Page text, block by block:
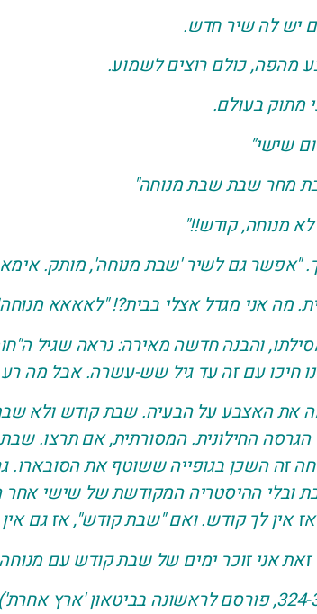
יש לה שיר חדש.
מהפה, כולם רוצים לשמוע.
מתוק בעולם.
שישי"
מחר שבת שבת מנוחה"
מנוחה, קודש!!"
"אפשר גם לשיר 'שבת מנוחה', מותק. אימא
מה אני מגדל אצלי בבית?! "לאאאא
והבנה חדשה מאירה: נראה שגיל
חיכו עם זה עד גיל שש-עשרה. אבל מה רע
את האצבע על הבעיה. שבת קודש ולא
החילונית. המסורתית, אם תרצו.
זה השכן בגופייה ששוטף את הסובארו.
ובלי ההיסטריה המקודשת של שישי אחר
לך קודש. ואם "שבת קודש", אז גם אין
זאת אני זוכר ימים של שבת קודש עם